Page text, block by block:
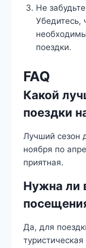
Не
Убедитесь,
поездки.
FAQ
Какой
поездки
Лучший сезон
ноября по
приятная.
Нужна ли
Да, для